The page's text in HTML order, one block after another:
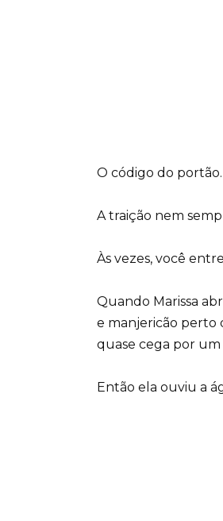
O código do portão.
A traição nem
Às vezes, você
Quando Marissa
e manjericão perto
quase cega por
Então ela ouviu a